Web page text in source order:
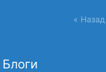
« Назад
Блоги